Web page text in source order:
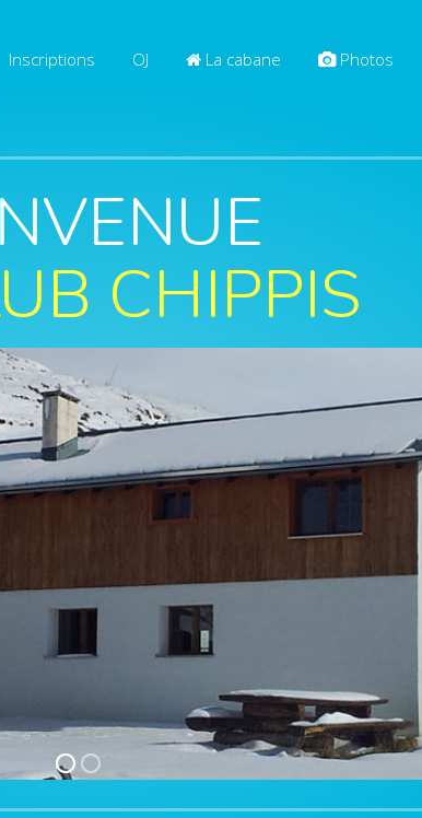
Inscriptions OJ La cabane Photos
CHIPPIS